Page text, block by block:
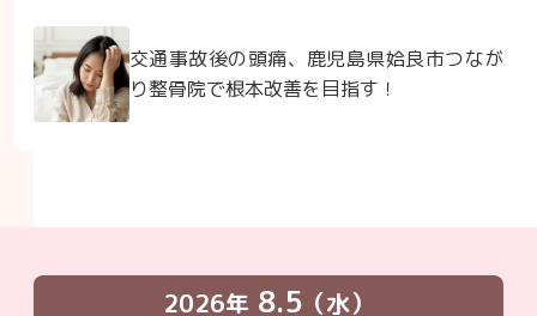
交通事故後の頭痛、鹿児島県姶良市つなが
り整骨院で根本改善を目指す！
2026年 8.5 （水）